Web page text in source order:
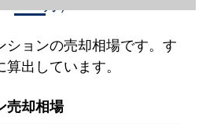
ションの売却相場です。す
出しています。
売却相場